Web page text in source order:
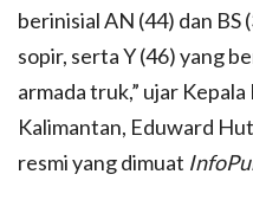
berinisial AN (44) dan BS
sopir, serta Y (46) yang
armada truk,” ujar
Kalimantan, Eduward
resmi yang dimuat